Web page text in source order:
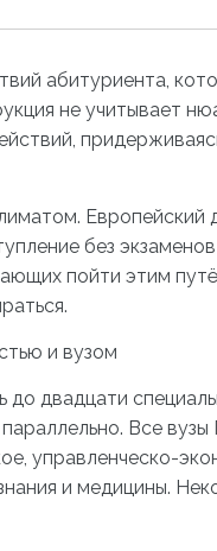
абитуриента,
не учитывает
Европейский
без
пойти этим
и вузом
двадцати
Все
управленческо-
и медицины.